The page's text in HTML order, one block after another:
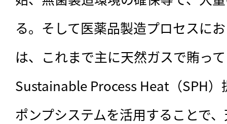
る。そして医薬品製造プロセスに
は、これまで主に天然ガスで賄っ
Sustainable Process Heat（SPH
ポンプシステムを活用することで